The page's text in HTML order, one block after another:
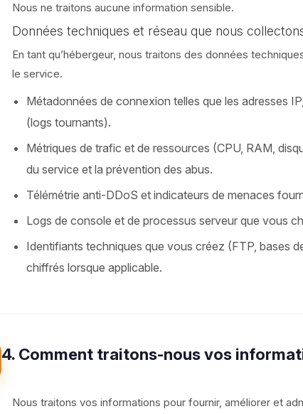
Nous ne traitons aucune information sensible.
Données techniques et réseau que nous
En tant qu’hébergeur, nous traitons des données
le service.
Métadonnées de connexion telles que les adresses
(logs tournants).
Métriques de trafic et de ressources (CPU, RAM,
du service et la prévention des abus.
Télémétrie anti-DDoS et indicateurs de menaces
Logs de console et de processus serveur que vous
Identifiants techniques que vous créez (FTP, bases
chiffrés lorsque applicable.
4. Comment traitons-nous vos
Nous traitons vos informations pour fournir, améliorer et